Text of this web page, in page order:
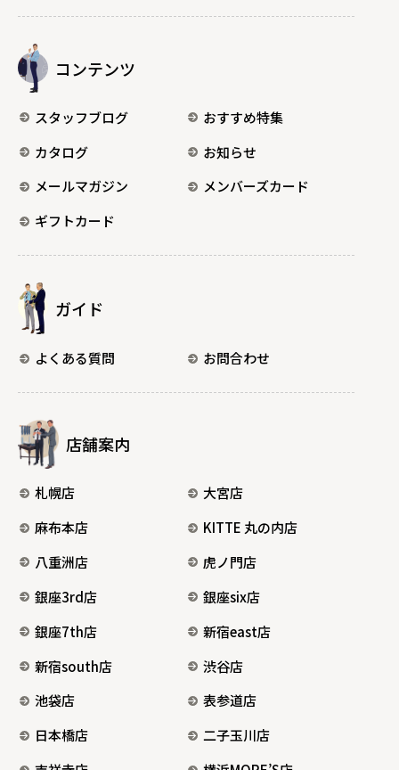
コンテンツ
スタッフブログ
おすすめ特集
カタログ
お知らせ
メールマガジン
メンバーズカード
ギフトカード
ガイド
よくある質問 お問合わせ
店舗案内
札幌店
大宮店
麻布本店
KITTE 丸の内店
八重洲店
虎ノ門店
銀座3rd店
銀座six店
銀座7th店
新宿east店
新宿south店
渋谷店
池袋店
表参道店
日本橋店
二子玉川店